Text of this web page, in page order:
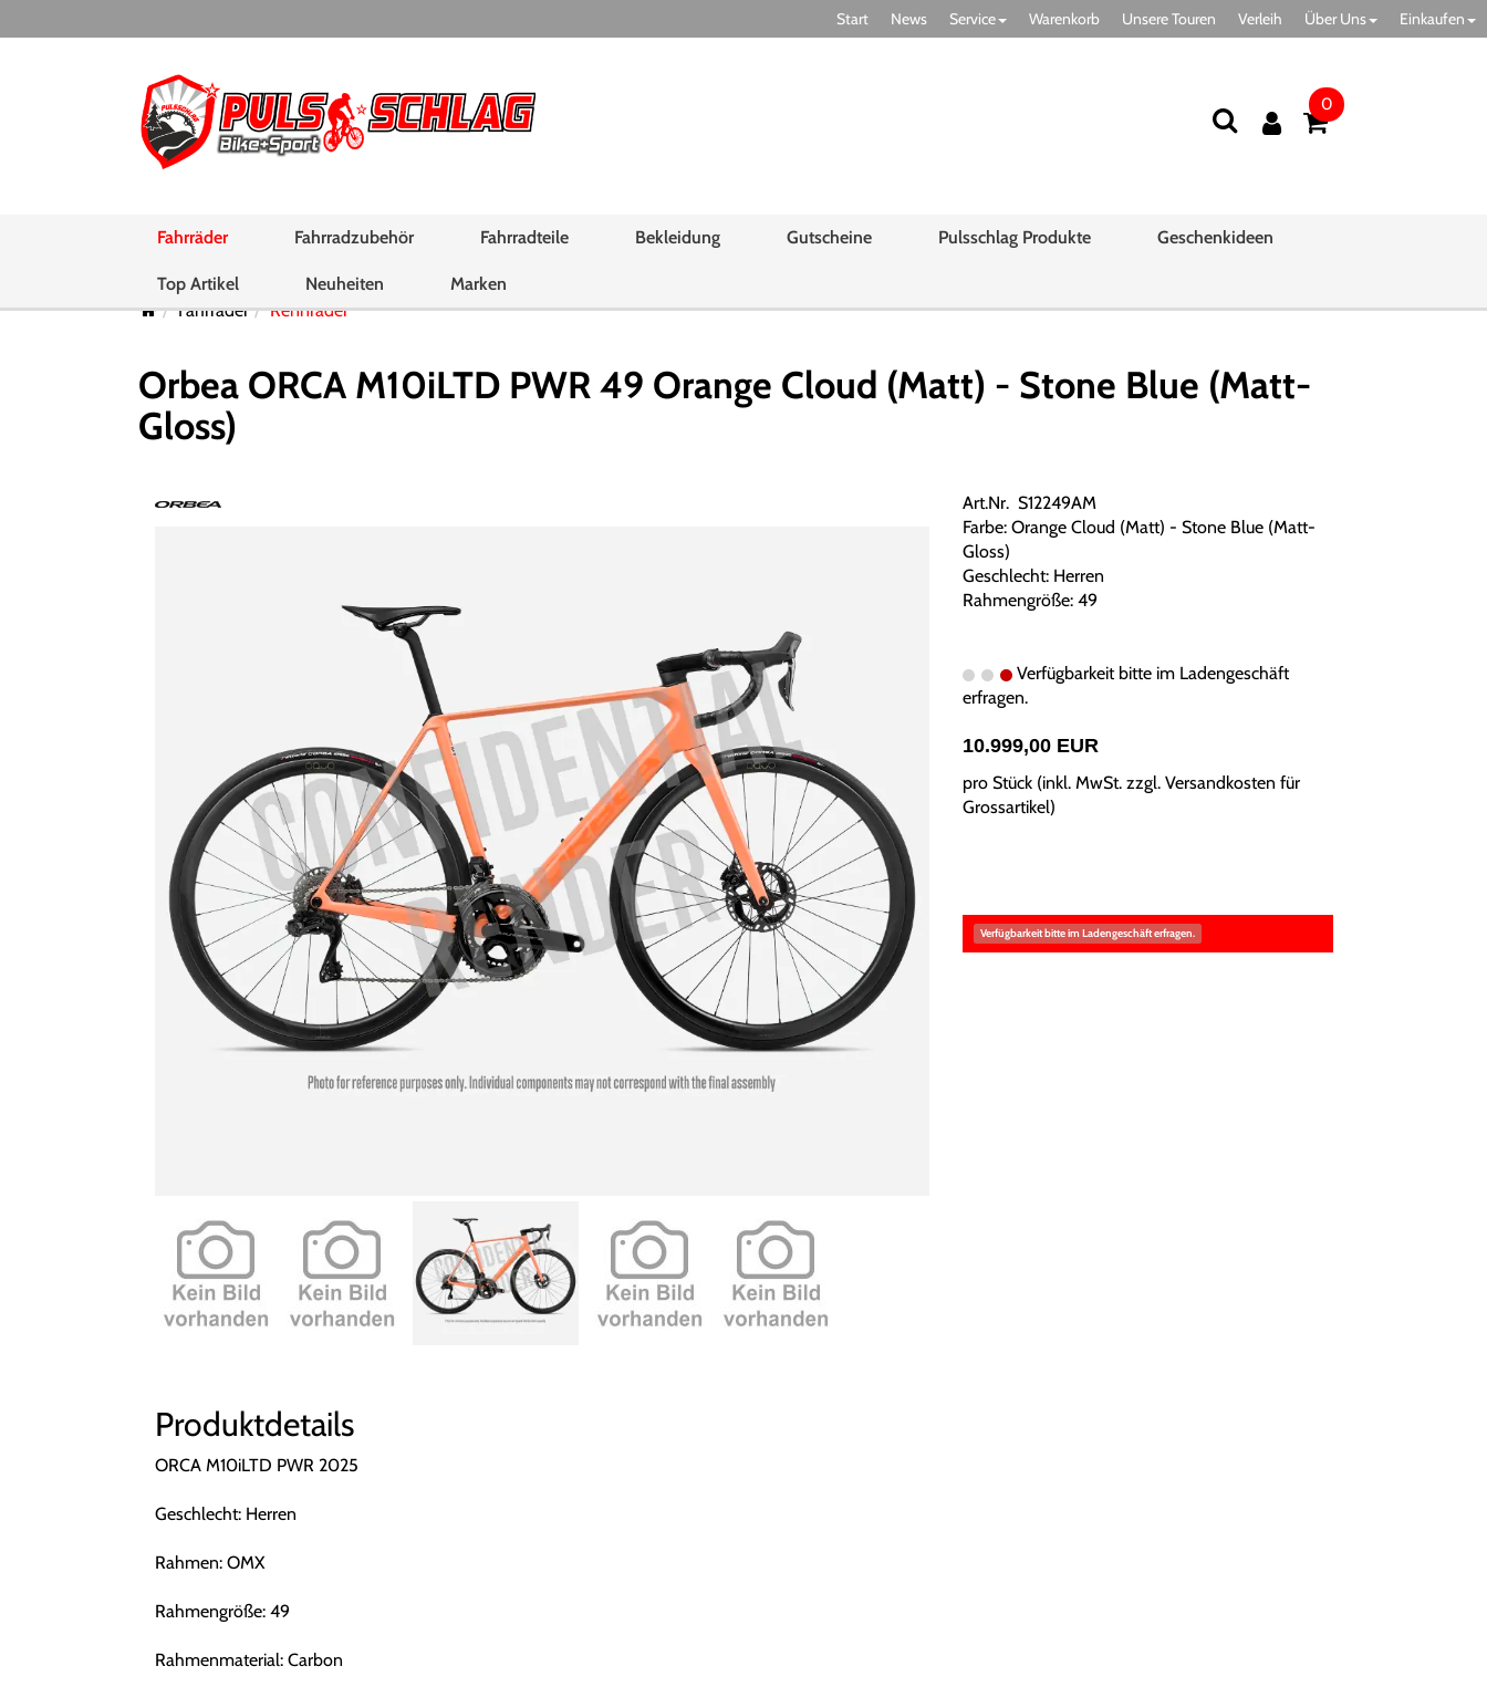
Start News Service Warenkorb Unsere Touren Verleih Über Uns Einkaufen
0
Fahrräder Fahrradzubehör Fahrradteile Bekleidung Gutscheine Pulsschlag Produkte Geschenkideen
Top Artikel Neuheiten
Marken
Fahrräder
Rennräder
Orbea ORCA M10iLTD PWR 49 Orange Cloud (Matt) - Stone Blue (Matt-
Gloss)
Produktdetails
ORCA M10iLTD PWR 2025
Geschlecht: Herren
Rahmen: OMX
Rahmengröße: 49
Rahmenmaterial: Carbon
Art.Nr. S12249AM
Farbe: Orange Cloud (Matt) - Stone Blue (Matt-
Gloss)
Geschlecht: Herren
Rahmengröße: 49
Verfügbarkeit bitte im Ladengeschäft
erfragen.
10.999,00 EUR
pro Stück (inkl. MwSt. zzgl. Versandkosten für
Grossartikel)
Verfügbarkeit bitte im Ladengeschäft erfragen.